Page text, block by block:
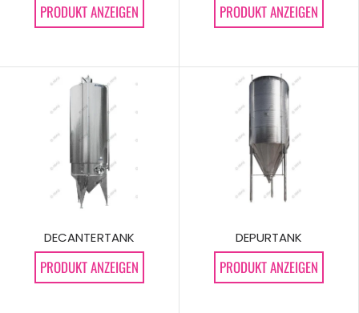
PRODUKT ANZEIGEN PRODUKT ANZEIGEN
DECANTERTANK
PRODUKT ANZEIGEN
DEPURTANK
PRODUKT ANZEIGEN